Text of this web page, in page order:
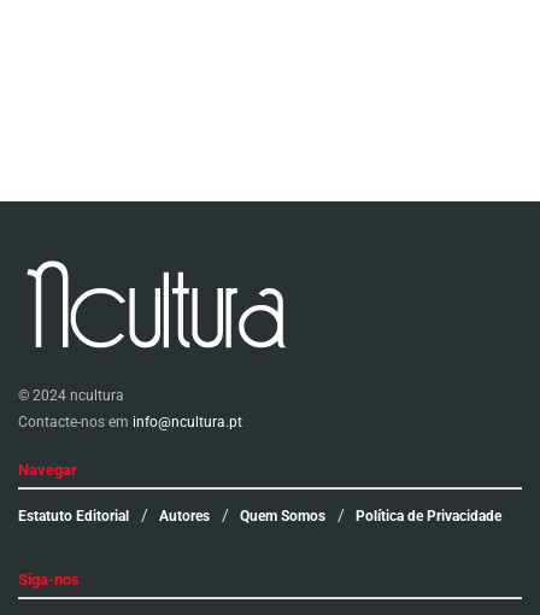
© 2024 ncultura
Contacte-nos em info@ncultura.pt
Navegar
Estatuto Editorial Autores Quem Somos Política de Privacidade
Siga-nos